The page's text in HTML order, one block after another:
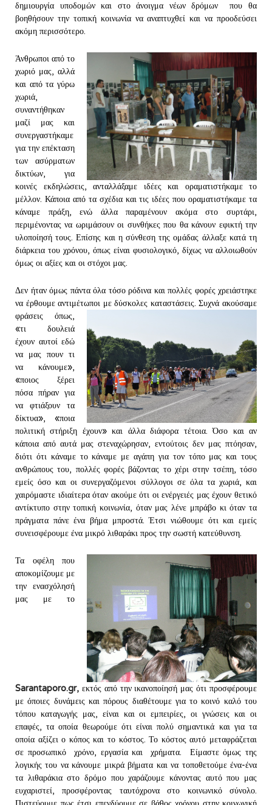
δημιουργία υποδομών και στο άνοιγμα νέων δρόμων που θα
βοηθήσουν την τοπική κοινωνία να αναπτυχθεί και να προοδεύσει
ακόμη περισσότερο.
Άνθρωποι από το
χωριό μας, αλλά
και από τα γύρω
χωριά,
συναντήθηκαν
μαζί μας και
συνεργαστήκαμε
για την επέκταση
των ασύρματων
δικτύων, για
κοινές εκδηλώσεις, ανταλλάξαμε ιδέες και οραματιστήκαμε το
μέλλον. Κάποια από τα σχέδια και τις ιδέες που οραματιστήκαμε τα
κάναμε πράξη, ενώ άλλα παραμένουν ακόμα στο συρτάρι,
περιμένοντας να ωριμάσουν οι συνθήκες που θα κάνουν εφικτή την
υλοποίησή τους. Επίσης και η σύνθεση της ομάδας άλλαξε κατά τη
διάρκεια του χρόνου, όπως είναι φυσιολογικό, δίχως να αλλοιωθούν
όμως οι αξίες και οι στόχοι μας.
Δεν ήταν όμως πάντα όλα τόσο ρόδινα και πολλές φορές χρειάστηκε
να έρθουμε αντιμέτωποι με δύσκολες καταστάσεις.Συχνά ακούσαμε
φράσεις όπως,
«τι δουλειά
έχουν αυτοί εδώ
να μας πουν τι
να κάνουμε»,
«ποιος ξέρει
πόσα πήραν για
να φτιάξουν τα
δίκτυα», «ποια
πολιτική στήριξη έχουν» και άλλα διάφορα τέτοια. Όσο και αν
κάποια από αυτά μας στεναχώρησαν, εντούτοις δεν μας πτόησαν,
διότι ότι κάναμε το κάναμε με αγάπη για τον τόπο μας και τους
ανθρώπους του, πολλές φορές βάζοντας το χέρι στην τσέπη, τόσο
εμείς όσο και οι συνεργαζόμενοι σύλλογοι σε όλα τα χωριά, και
χαιρόμαστε ιδιαίτερα όταν ακούμε ότι οι ενέργειές μας έχουν θετικό
αντίκτυπο στην τοπική κοινωνία, όταν μας λένε μπράβο κι όταν τα
πράγματα πάνε ένα βήμα μπροστά. Έτσι νιώθουμε ότι και εμείς
συνεισφέρουμε ένα μικρό λιθαράκι προς την σωστή κατεύθυνση.
Τα οφέλη που
αποκομίζουμε με
την ενασχόλησή
μας με το
Sarantaporo.gr, εκτός από την ικανοποίησή μας ότι προσφέρουμε
με όποιες δυνάμεις και πόρους διαθέτουμε για το κοινό καλό του
τόπου καταγωγής μας, είναι και οι εμπειρίες, οι γνώσεις και οι
επαφές, τα οποία θεωρούμε ότι είναι πολύ σημαντικά και για τα
οποία αξίζει ο κόπος και το κόστος. Το κόστος αυτό μεταφράζεται
σε προσωπικό χρόνο, εργασία και χρήματα. Είμαστε όμως της
λογικής του να κάνουμε μικρά βήματα και να τοποθετούμε ένα-ένα
τα λιθαράκια στο δρόμο που χαράζουμε κάνοντας αυτό που μας
ευχαριστεί, προσφέροντας ταυτόχρονα στο κοινωνικό σύνολο.